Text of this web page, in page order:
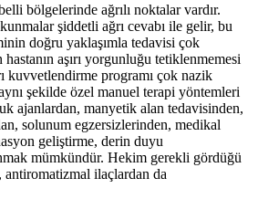
bölgelerinde ağrılı noktalar vardır.
şiddetli ağrı cevabı ile gelir, bu
doğru yaklaşımla tedavisi çok
aşırı yorgunluğu tetiklenmemesi
kuvvetlendirme programı çok nazik
şekilde özel manuel terapi yöntemleri
ajanlardan, manyetik alan tedavisinden,
solunum egzersizlerinden, medikal
geliştirme, derin duyu
mümkündür. Hekim gerekli gördüğü
antiromatizmal ilaçlardan da